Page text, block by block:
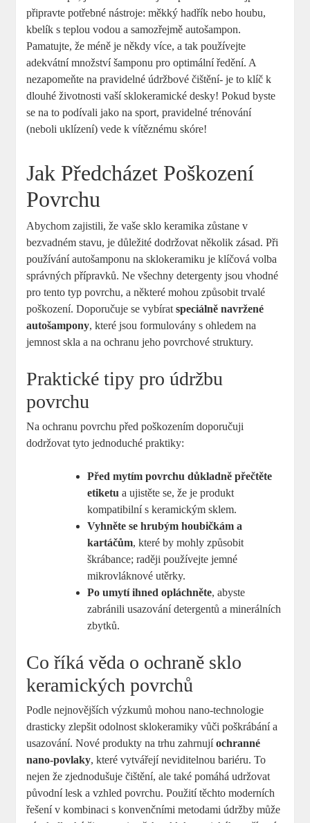
připravte potřebné nástroje: měkký hadřík nebo houbu,
kbelík s teplou vodou a samozřejmě autošampon.
Pamatujte, že méně je někdy více, a tak používejte
adekvátní množství šamponu pro optimální ředění. A
nezapomeňte na pravidelné údržbové čištění- je to klíč k
dlouhé životnosti vaší sklokeramické desky! Pokud byste
se na to podívali jako na sport, pravidelné trénování
(neboli uklízení) vede k vítěznému skóre!
Jak Předcházet Poškození
Povrchu
Abychom zajistili, že vaše sklo keramika zůstane v
bezvadném stavu, je důležité dodržovat několik zásad. Při
používání autošamponu na sklokeramiku je klíčová volba
správných přípravků. Ne všechny detergenty jsou vhodné
pro tento typ povrchu, a některé mohou způsobit trvalé
poškození. Doporučuje se vybíratspeciálně navržené
autošampony, které jsou formulovány s ohledem na
jemnost skla a na ochranu jeho povrchové struktury.
Praktické tipy pro údržbu
povrchu
Na ochranu povrchu před poškozením doporučuji
dodržovat tyto jednoduché praktiky:
Před mytím povrchu důkladně přečtěte
etiketu a ujistěte se, že je produkt
kompatibilní s keramickým sklem.
Vyhněte se hrubým houbičkám a
kartáčům, které by mohly způsobit
škrábance; raději používejte jemné
mikrovláknové utěrky.
Po umytí ihned opláchněte, abyste
zabránili usazování detergentů a minerálních
zbytků.
Co říká věda o ochraně sklo
keramických povrchů
Podle nejnovějších výzkumů mohou nano-technologie
drasticky zlepšit odolnost sklokeramiky vůči poškrábání a
usazování. Nové produkty na trhu zahrnujíochranné
nano-povlaky, které vytvářejí neviditelnou bariéru. To
nejen že zjednodušuje čištění, ale také pomáhá udržovat
původní lesk a vzhled povrchu. Použití těchto moderních
řešení v kombinaci s konvenčními metodami údržby může